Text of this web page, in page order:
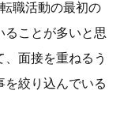
職活動の最初の
ることが多いと思
面接を重ねるう
を絞り込んでいる